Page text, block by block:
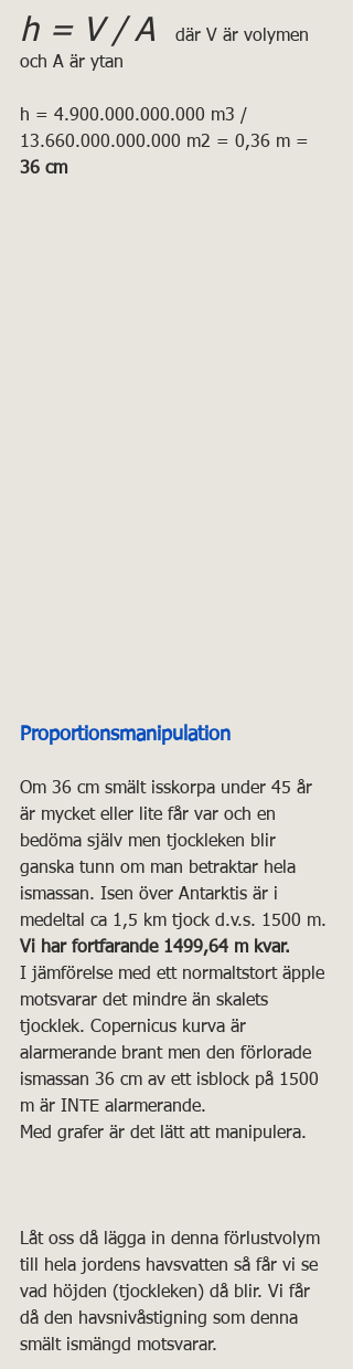
h = V / A
  där V är volymen
och A är ytan
h = 4.900.000.000.000 m3 /
13.660.000.000.000 m2 = 0,36 m =
36 cm
Proportionsmanipulation
Om 36 cm smält isskorpa under 45 år
är mycket eller lite får var och en
bedöma själv men tjockleken blir
ganska tunn om man betraktar hela
ismassan. Isen över Antarktis är i
medeltal ca 1,5 km tjock d.v.s. 1500 m.
Vi har fortfarande 1499,64 m kvar.
I jämförelse med ett normaltstort äpple
motsvarar det mindre än skalets
tjocklek. Copernicus kurva är
alarmerande brant men den förlorade
ismassan 36 cm av ett isblock på 1500
m är INTE alarmerande.
Med grafer är det lätt att manipulera.
Låt oss då lägga in denna förlustvolym
till hela jordens havsvatten så får vi se
vad höjden (tjockleken) då blir. Vi får
då den havsnivåstigning som denna
smält ismängd motsvarar.